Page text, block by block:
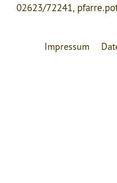
02623/72241,
Impressum